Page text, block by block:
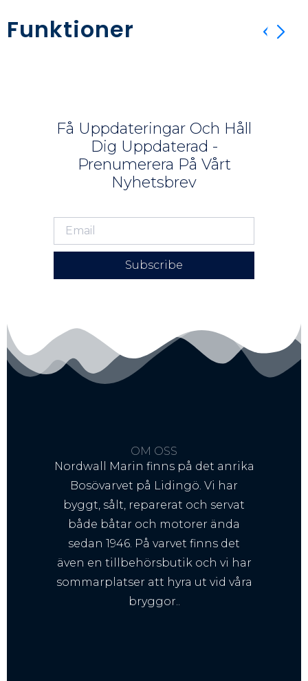
Funktioner
Få Uppdateringar Och Håll
Dig Uppdaterad -
Prenumerera På Vårt
Nyhetsbrev
Subscribe
OM OSS
Nordwall Marin finns på det anrika
Bosövarvet på Lidingö. Vi har
byggt, sålt, reparerat och servat
både båtar och motorer ända
sedan 1946. På varvet finns det
även en tillbehörsbutik och vi har
sommarplatser att hyra ut vid våra
bryggor..